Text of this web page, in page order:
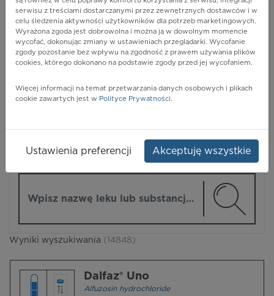
POKAŻ FILTRY
Pharmindex
Wyniki wyszukiwania (14848)
Dalfaz® Uno
Alfuzosin hydrochloride
serwisu z treściami dostarczanymi przez zewnętrznych dostawców i w
celu śledzenia aktywności użytkowników dla potrzeb marketingowych.
Wyrażona zgoda jest dobrowolna i można ją w dowolnym momencie
wycofać, dokonując zmiany w ustawieniach przeglądarki. Wycofanie
zgody pozostanie bez wpływu na zgodność z prawem używania plików
cookies, którego dokonano na podstawie zgody przed jej wycofaniem.
Więcej informacji na temat przetwarzania danych osobowych i plikach
cookie zawartych jest w Polityce Prywatności.
Ustawienia preferencji Akceptuję wszystkie